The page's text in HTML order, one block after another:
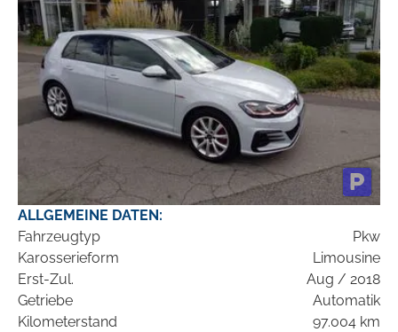
ALLGEMEINE DATEN:
Fahrzeugtyp
Pkw
Karosserieform
Limousine
Erst-Zul.
Aug / 2018
Getriebe
Automatik
Kilometerstand
97.004 km